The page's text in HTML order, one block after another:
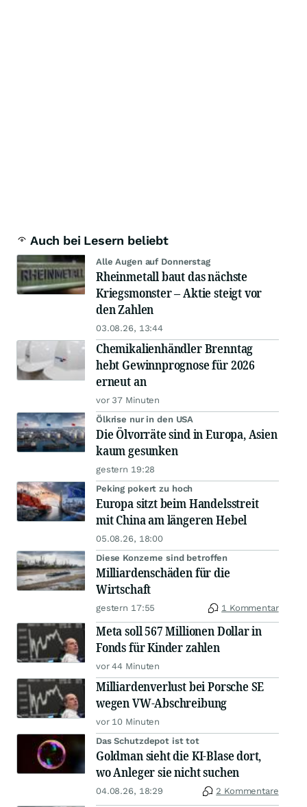
Auch bei Lesern beliebt
Alle Augen auf Donnerstag
Rheinmetall baut das nächste
Kriegsmonster – Aktie steigt vor
den Zahlen
03.08.26, 13:44
Chemikalienhändler Brenntag
hebt Gewinnprognose für 2026
erneut an
vor 37 Minuten
Ölkrise nur in den USA
Die Ölvorräte sind in Europa, Asien
kaum gesunken
gestern 19:28
Peking pokert zu hoch
Europa sitzt beim Handelsstreit
mit China am längeren Hebel
05.08.26, 18:00
Diese Konzerne sind betroffen
Milliardenschäden für die
Wirtschaft
gestern 17:55 1 Kommentar
Meta soll 567 Millionen Dollar in
Fonds für Kinder zahlen
vor 44 Minuten
Milliardenverlust bei Porsche SE
wegen VW-Abschreibung
vor 10 Minuten
Das Schutzdepot ist tot
Goldman sieht die KI-Blase dort,
wo Anleger sie nicht suchen
04.08.26, 18:29 2 Kommentare